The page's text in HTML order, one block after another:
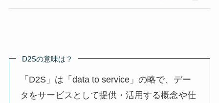
D2Sの意味は？
「D2S」は「data to service」の略で、デー
タをサービスとして提供・活用する概念や仕